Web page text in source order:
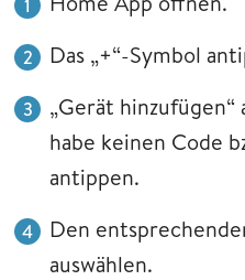
Das „+“-Symbol
„Gerät hinzufügen“
habe keinen Code
antippen.
Den
auswählen.